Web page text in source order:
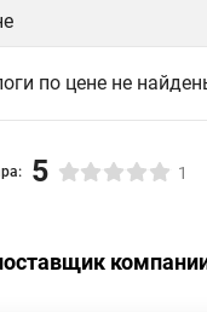
по цене не
5 1